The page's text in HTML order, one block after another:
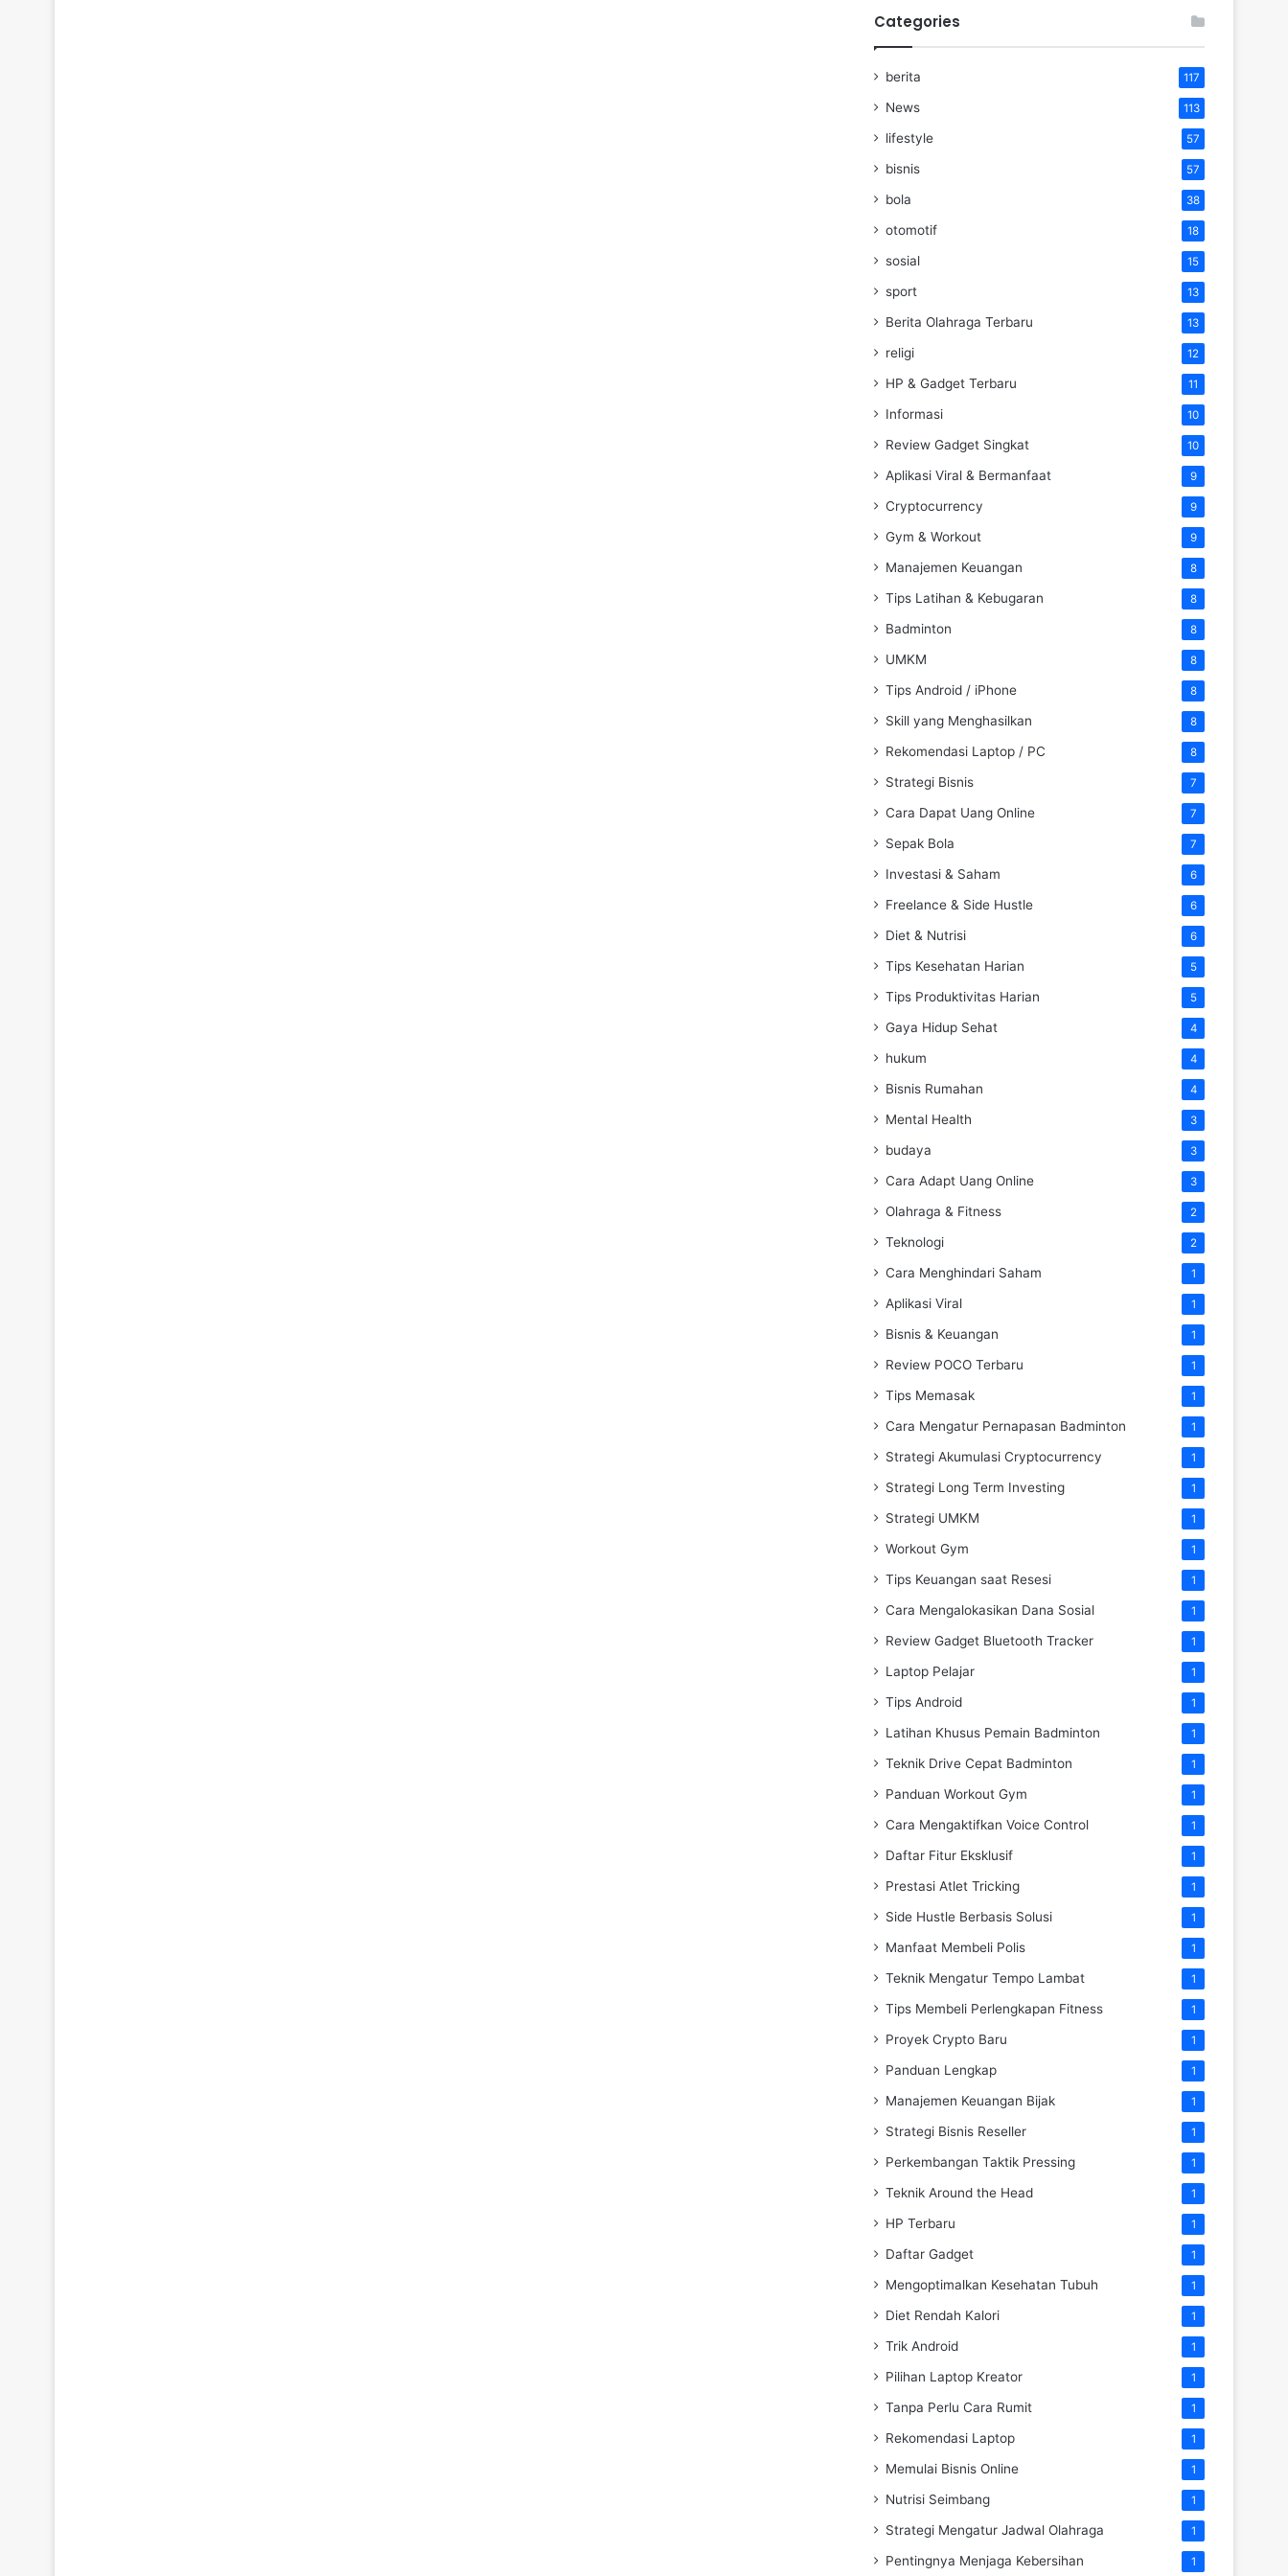
Categories
berita 117
News 113
lifestyle 57
bisnis 57
bola 38
otomotif 18
sosial 15
sport 13
Berita Olahraga Terbaru 13
religi 12
HP & Gadget Terbaru 11
Informasi 10
Review Gadget Singkat 10
Aplikasi Viral & Bermanfaat 9
Cryptocurrency 9
Gym & Workout 9
Manajemen Keuangan 8
Tips Latihan & Kebugaran 8
Badminton 8
UMKM 8
Tips Android / iPhone 8
Skill yang Menghasilkan 8
Rekomendasi Laptop / PC 8
Strategi Bisnis 7
Cara Dapat Uang Online 7
Sepak Bola 7
Investasi & Saham 6
Freelance & Side Hustle 6
Diet & Nutrisi 6
Tips Kesehatan Harian 5
Tips Produktivitas Harian 5
Gaya Hidup Sehat 4
hukum 4
Bisnis Rumahan 4
Mental Health 3
budaya 3
Cara Adapt Uang Online 3
Olahraga & Fitness 2
Teknologi 2
Cara Menghindari Saham 1
Aplikasi Viral 1
Bisnis & Keuangan 1
Review POCO Terbaru 1
Tips Memasak 1
Cara Mengatur Pernapasan Badminton 1
Strategi Akumulasi Cryptocurrency 1
Strategi Long Term Investing 1
Strategi UMKM 1
Workout Gym 1
Tips Keuangan saat Resesi 1
Cara Mengalokasikan Dana Sosial 1
Review Gadget Bluetooth Tracker 1
Laptop Pelajar 1
Tips Android 1
Latihan Khusus Pemain Badminton 1
Teknik Drive Cepat Badminton 1
Panduan Workout Gym 1
Cara Mengaktifkan Voice Control 1
Daftar Fitur Eksklusif 1
Prestasi Atlet Tricking 1
Side Hustle Berbasis Solusi 1
Manfaat Membeli Polis 1
Teknik Mengatur Tempo Lambat 1
Tips Membeli Perlengkapan Fitness 1
Proyek Crypto Baru 1
Panduan Lengkap 1
Manajemen Keuangan Bijak 1
Strategi Bisnis Reseller 1
Perkembangan Taktik Pressing 1
Teknik Around the Head 1
HP Terbaru 1
Daftar Gadget 1
Mengoptimalkan Kesehatan Tubuh 1
Diet Rendah Kalori 1
Trik Android 1
Pilihan Laptop Kreator 1
Tanpa Perlu Cara Rumit 1
Rekomendasi Laptop 1
Memulai Bisnis Online 1
Nutrisi Seimbang 1
Strategi Mengatur Jadwal Olahraga 1
Pentingnya Menjaga Kebersihan 1